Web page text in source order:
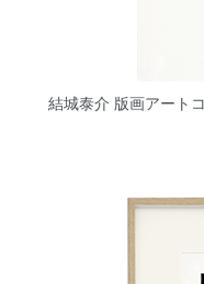
結城泰介 版画アート